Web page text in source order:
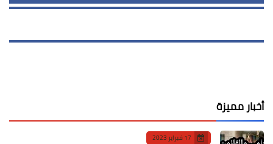
أخبار مميزة
17 فبراير 2023